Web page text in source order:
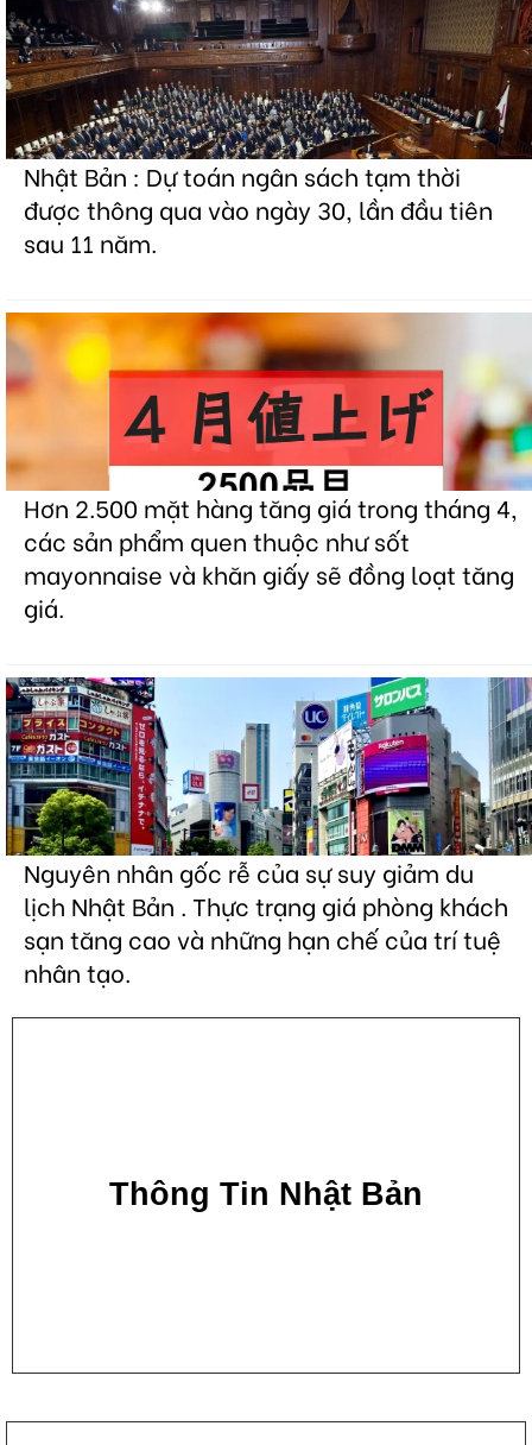
Nhật Bản : Dự toán ngân sách tạm thời
được thông qua vào ngày 30, lần đầu tiên
sau 11 năm.
Hơn 2.500 mặt hàng tăng giá trong tháng 4,
các sản phẩm quen thuộc như sốt
mayonnaise và khăn giấy sẽ đồng loạt tăng
giá.
Nguyên nhân gốc rễ của sự suy giảm du
lịch Nhật Bản . Thực trạng giá phòng khách
sạn tăng cao và những hạn chế của trí tuệ
nhân tạo.
Thông Tin Nhật Bản